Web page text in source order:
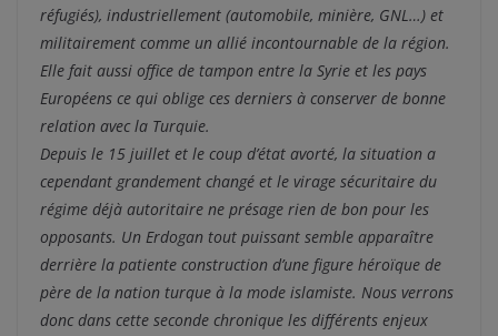
réfugiés), industriellement (automobile, minière, GNL…) et
militairement comme un allié incontournable de la région.
Elle fait aussi office de tampon entre la Syrie et les pays
Européens ce qui oblige ces derniers à conserver de bonne
relation avec la Turquie.
Depuis le 15 juillet et le coup d’état avorté, la situation a
cependant grandement changé et le virage sécuritaire du
régime déjà autoritaire ne présage rien de bon pour les
opposants. Un Erdogan tout puissant semble apparaître
derrière la patiente construction d’une figure héroïque de
père de la nation turque à la mode islamiste. Nous verrons
donc dans cette seconde chronique les différents enjeux